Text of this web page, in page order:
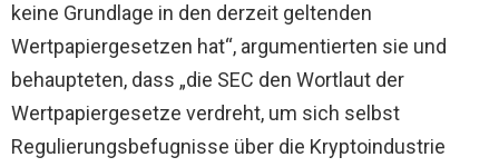
keine Grundlage in den derzeit geltenden
Wertpapiergesetzen hat“, argumentierten sie und
behaupteten, dass „die SEC den Wortlaut der
Wertpapiergesetze verdreht, um sich selbst
Regulierungsbefugnisse über die Kryptoindustrie